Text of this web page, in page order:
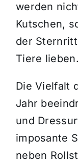
werden
Kutschen,
der
Tiere lieben.
Die Vielfalt
Jahr
und
imposante
neben